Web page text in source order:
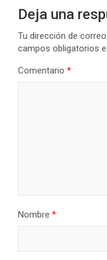
Deja una
Tu dirección de
campos obligatorios
Comentario *
Nombre *